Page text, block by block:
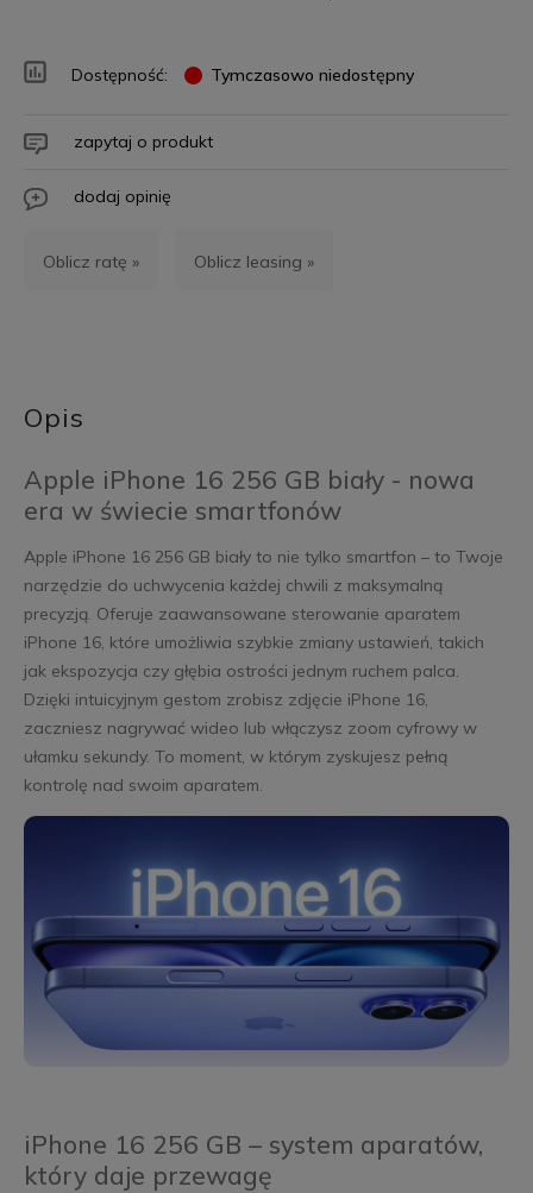
Dostępność: Tymczasowo niedostępny
zapytaj o produkt
dodaj opinię
Oblicz ratę » Oblicz leasing »
Opis
Apple iPhone 16 256 GB biały - nowa
era w świecie smartfonów
Apple iPhone 16 256 GB biały to nie tylko smartfon – to Twoje
narzędzie do uchwycenia każdej chwili z maksymalną
precyzją. Oferuje zaawansowane sterowanie aparatem
iPhone 16, które umożliwia szybkie zmiany ustawień, takich
jak ekspozycja czy głębia ostrości jednym ruchem palca.
Dzięki intuicyjnym gestom zrobisz zdjęcie iPhone 16,
zaczniesz nagrywać wideo lub włączysz zoom cyfrowy w
ułamku sekundy. To moment, w którym zyskujesz pełną
kontrolę nad swoim aparatem.
iPhone 16 256 GB – system aparatów,
który daje przewagę